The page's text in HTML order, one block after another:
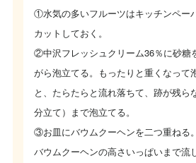
①水気の多いフルーツはキッチンペー
カットしておく。
②中沢フレッシュクリーム36％に砂糖
がら泡立てる。もったりと重くなって
と、たらたらと流れ落ちて、跡が残ら
分立て）まで泡立てる。
③お皿にバウムクーヘンを二つ重ねる
バウムクーヘンの高さいっぱいまで流